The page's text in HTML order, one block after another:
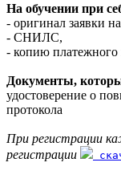
На обучении при
- оригинал заявки
- СНИЛС,
- копию платежного
Документы,
удостоверение о
протокола
При регистрации
регистрации